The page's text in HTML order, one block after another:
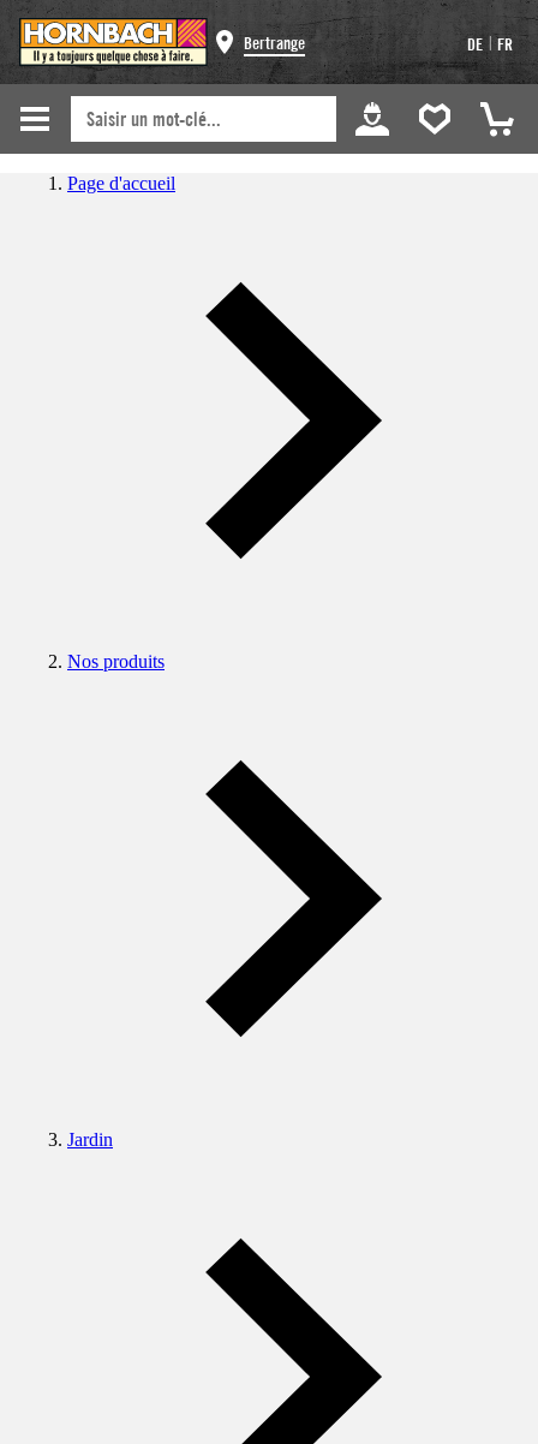
Bertrange DE | FR
Page d'accueil
Nos produits
Jardin